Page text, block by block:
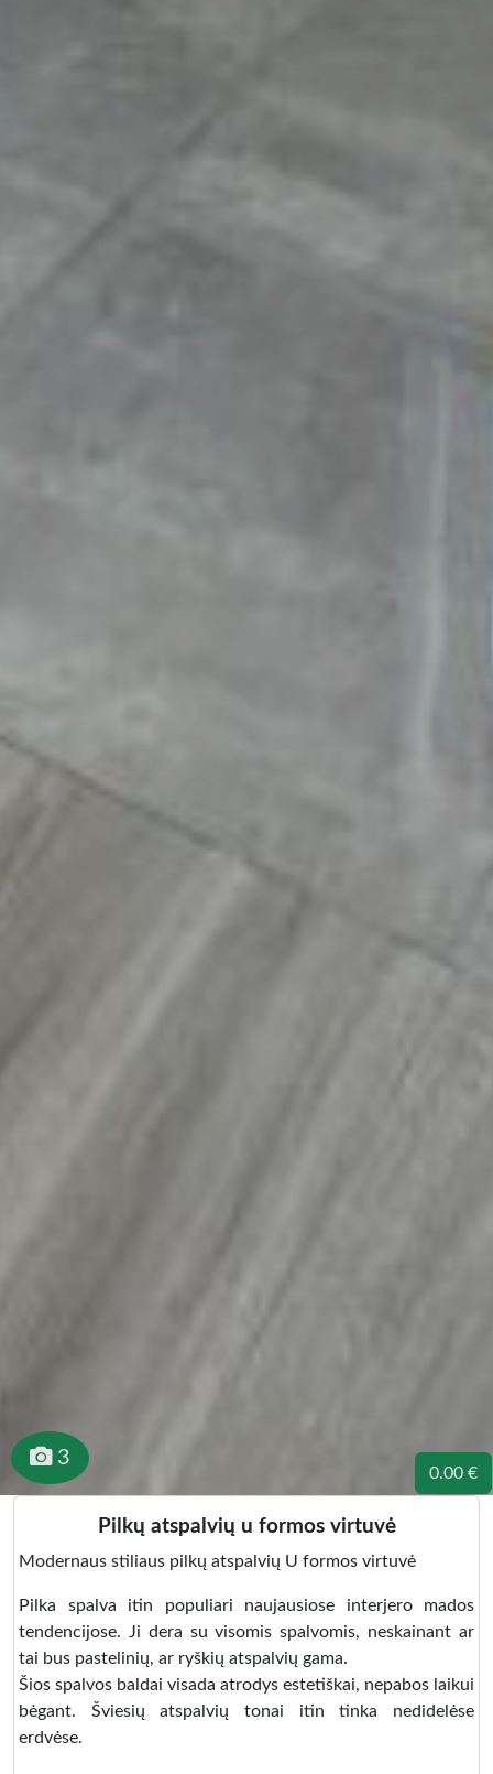
0.00 €
3
Pilkų atspalvių u formos virtuvė
Modernaus stiliaus pilkų atspalvių U formos virtuvė
Pilka spalva itin populiari naujausiose interjero mados
tendencijose. Ji dera su visomis spalvomis, neskainant ar
tai bus pastelinių, ar ryškių atspalvių gama.
Šios spalvos baldai visada atrodys estetiškai, nepabos laikui
bėgant. Šviesių atspalvių tonai itin tinka nedidelėse
erdvėse.